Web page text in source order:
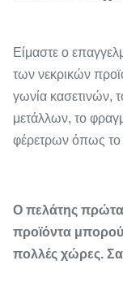
Είμαστε ο
των νεκρικών
γωνία κασετινών,
μετάλλων, το
φέρετρων όπως το
Ο πελάτης
προϊόντα
πολλές χώρες.